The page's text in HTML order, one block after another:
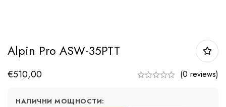
Alpin Pro ASW-35PTT
€510,00 (0 reviews)
НАЛИЧНИ МОЩНОСТИ: